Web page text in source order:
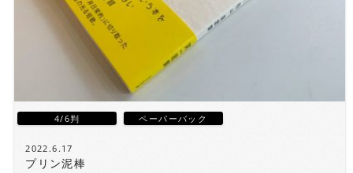
4/6判 ペーパーバック
2022.6.17
プリン泥棒